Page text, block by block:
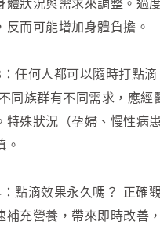
體狀況與需求來調整。過
反而可能增加身體負擔。
任何人都可以隨時打點
同族群有不同需求，應經
特殊狀況（孕婦、慢性病
。
點滴效果永久嗎？ 正確
補充營養，帶來即時改善